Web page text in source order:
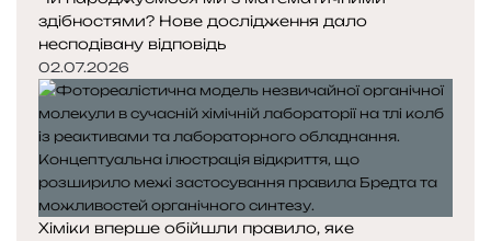
здібностями? Нове дослідження дало
несподівану відповідь
02.07.2026
Хіміки вперше обійшли правило, яке